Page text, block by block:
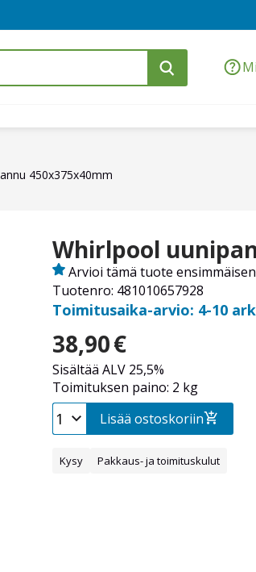
450x375x40mm
Whirlpool
Tuotenro: 481010657928
Arvioi tämä tuote
Toimitusaika-arvio: 4-10
38,90€
Sisältää ALV 25,5%
Toimituksen paino: 2 kg
Lisää ostoskoriin
Kysy Pakkaus- ja toimituskulut